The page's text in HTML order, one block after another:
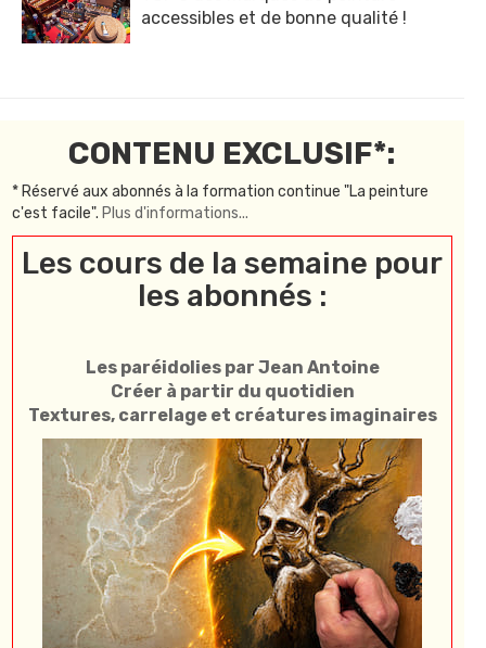
accessibles et de bonne qualité !
CONTENU EXCLUSIF*:
* Réservé aux abonnés à la formation continue "La peinture
c'est facile". Plus d'informations...
Les cours de la semaine pour
les abonnés :
Les paréidolies par Jean Antoine
Créer à partir du quotidien
Textures, carrelage et créatures imaginaires